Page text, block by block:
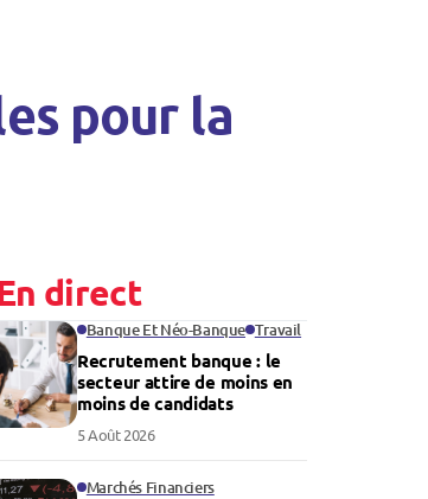
pour la
direct
Banque Et Néo-Banque Travail
Recrutement banque : le
secteur attire de moins en
moins de candidats
5 Août 2026
Marchés Financiers